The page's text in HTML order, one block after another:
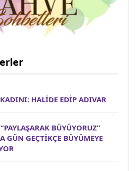
HALİDE EDİP ADIVAR
BÜYÜYORUZ”
GÜN GEÇTİKÇE BÜYÜMEYE